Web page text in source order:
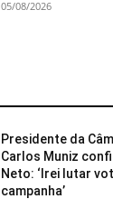
05/08/2026
Presidente da
Carlos Muniz
Neto: ‘Irei lutar
campanha’